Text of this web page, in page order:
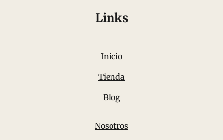
Links
Inicio
Tienda
Blog
Nosotros